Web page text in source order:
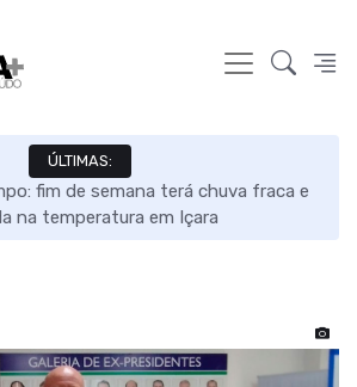
ÚLTIMAS:
fim de semana terá chuva fraca e
na temperatura em Içara